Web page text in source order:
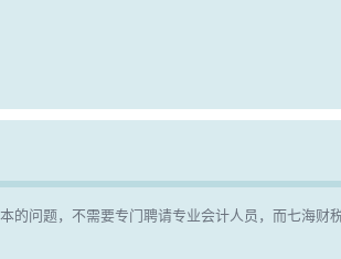
问题，不需要专门聘请专业会计人员，而七海财